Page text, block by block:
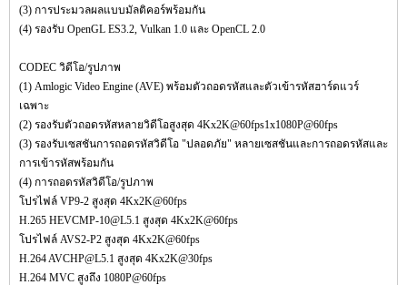
(3) การประมวลผลแบบมัลติคอร์พร้อมกัน
(4) รองรับ OpenGL ES3.2, Vulkan 1.0 และ OpenCL 2.0
CODEC วิดีโอ/รูปภาพ
(1) Amlogic Video Engine (AVE) พร้อมตัวถอดรหัสและตัวเข้ารหัสฮาร์ดแวร์
เฉพาะ
(2) รองรับตัวถอดรหัสหลายวิดีโอสูงสุด 4Kx2K@60fps1x1080P@60fps
(3) รองรับเซสชันการถอดรหัสวิดีโอ "ปลอดภัย" หลายเซสชันและการถอดรหัสและ
การเข้ารหัสพร้อมกัน
(4) การถอดรหัสวิดีโอ/รูปภาพ
โปรไฟล์ VP9-2 สูงสุด 4Kx2K@60fps
H.265 HEVCMP-10@L5.1 สูงสุด 4Kx2K@60fps
โปรไฟล์ AVS2-P2 สูงสุด 4Kx2K@60fps
H.264 AVCHP@L5.1 สูงสุด 4Kx2K@30fps
H.264 MVC สูงถึง 1080P@60fps